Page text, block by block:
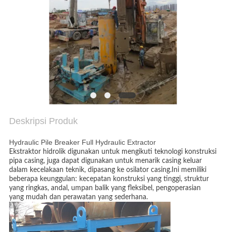
Deskripsi Produk
Hydraulic Pile Breaker Full Hydraulic Extractor
Ekstraktor hidrolik digunakan untuk mengikuti teknologi konstruksi
pipa casing, juga dapat digunakan untuk menarik casing keluar
dalam kecelakaan teknik, dipasang ke osilator casing.Ini memiliki
beberapa keunggulan: kecepatan konstruksi yang tinggi, struktur
yang ringkas, andal, umpan balik yang fleksibel, pengoperasian
yang mudah dan perawatan yang sederhana.